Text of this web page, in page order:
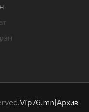
Vip76.mn|Архив